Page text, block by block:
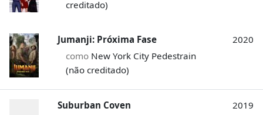
creditado)
Jumanji: Próxima Fase
como New York City Pedestrain
(não creditado)
2020
Suburban Coven
2019